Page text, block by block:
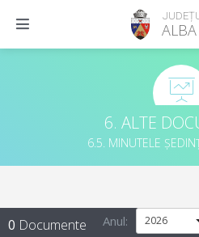
6. ALTE
6.5. MINUTELE
0 Documente Anul: